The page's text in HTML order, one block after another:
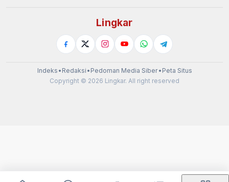
Lingkar
Indeks • Redaksi • Pedoman Media Siber• Peta Situs
Copyright © 2026 Lingkar. All right reserved